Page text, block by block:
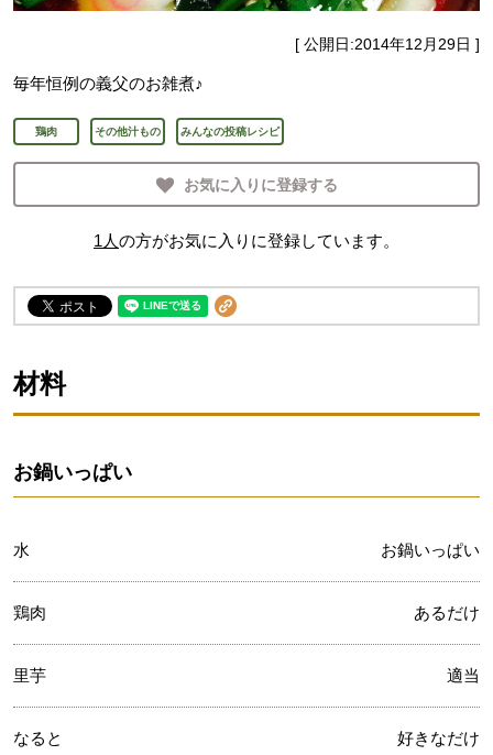
[ 公開日:2014年12月29日 ]
毎年恒例の義父のお雑煮♪
鶏肉 その他汁もの みんなの投稿レシピ
お気に入りに登録する
1 人の方がお気に入りに登録しています。
材料
お鍋いっぱい
水 お鍋いっぱい
鶏肉 あるだけ
里芋 適当
なると 好きなだけ